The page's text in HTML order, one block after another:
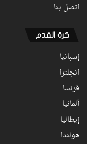
اتصل بنا
كرة القدم
إسبانيا
انجلترا
فرنسا
ألمانيا
إيطاليا
هولندا